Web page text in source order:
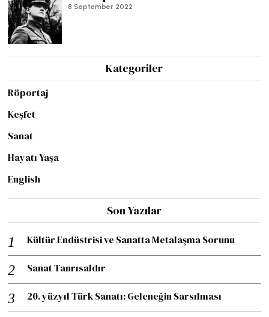
8 September 2022
Kategoriler
Röportaj
Keşfet
Sanat
Hayatı Yaşa
English
Son Yazılar
Kültür Endüstrisi ve Sanatta Metalaşma Sorunu
Sanat Tanrısaldır
20. yüzyıl Türk Sanatı: Geleneğin Sarsılması